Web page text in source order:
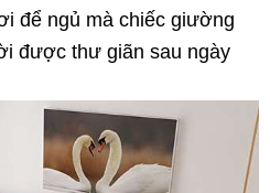
để ngủ mà chiếc giường
được thư giãn sau ngày